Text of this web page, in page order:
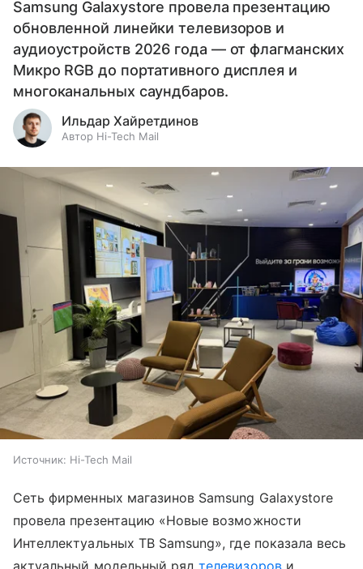
Samsung Galaxystore провела презентацию
обновленной линейки телевизоров и
аудиоустройств 2026 года — от флагманских
Микро RGB до портативного дисплея и
многоканальных саундбаров.
Ильдар Хайретдинов
Автор Hi-Tech Mail
Источник: Hi-Tech Mail
Сеть фирменных магазинов Samsung Galaxystore
провела презентацию «Новые возможности
Интеллектуальных ТВ Samsung», где показала весь